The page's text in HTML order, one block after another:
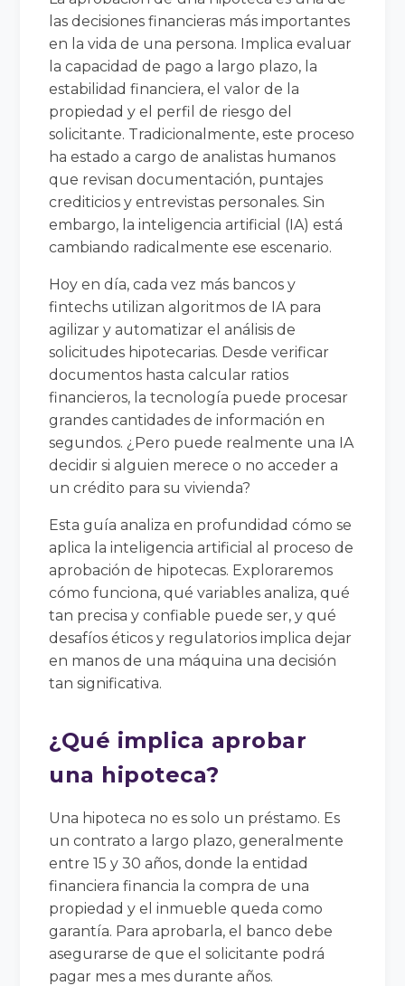
las decisiones financieras más importantes
en la vida de una persona. Implica evaluar
la capacidad de pago a largo plazo, la
estabilidad financiera, el valor de la
propiedad y el perfil de riesgo del
solicitante. Tradicionalmente, este proceso
ha estado a cargo de analistas humanos
que revisan documentación, puntajes
crediticios y entrevistas personales. Sin
embargo, la inteligencia artificial (IA) está
cambiando radicalmente ese escenario.
Hoy en día, cada vez más bancos y
fintechs utilizan algoritmos de IA para
agilizar y automatizar el análisis de
solicitudes hipotecarias. Desde verificar
documentos hasta calcular ratios
financieros, la tecnología puede procesar
grandes cantidades de información en
segundos. ¿Pero puede realmente una IA
decidir si alguien merece o no acceder a
un crédito para su vivienda?
Esta guía analiza en profundidad cómo se
aplica la inteligencia artificial al proceso de
aprobación de hipotecas. Exploraremos
cómo funciona, qué variables analiza, qué
tan precisa y confiable puede ser, y qué
desafíos éticos y regulatorios implica dejar
en manos de una máquina una decisión
tan significativa.
¿Qué implica aprobar
una hipoteca?
Una hipoteca no es solo un préstamo. Es
un contrato a largo plazo, generalmente
entre 15 y 30 años, donde la entidad
financiera financia la compra de una
propiedad y el inmueble queda como
garantía. Para aprobarla, el banco debe
asegurarse de que el solicitante podrá
pagar mes a mes durante años.